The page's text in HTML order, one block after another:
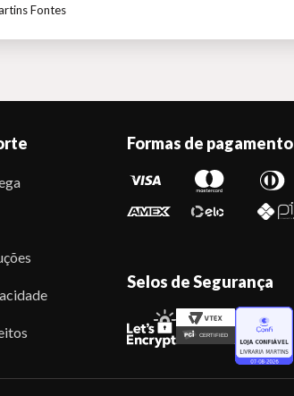
Fontes
Formas de pagamento
Selos de Segurança